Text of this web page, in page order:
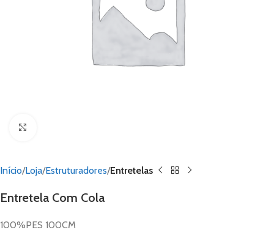
Início Loja Estruturadores Entretelas
Entretela Com Cola
100%PES 100CM